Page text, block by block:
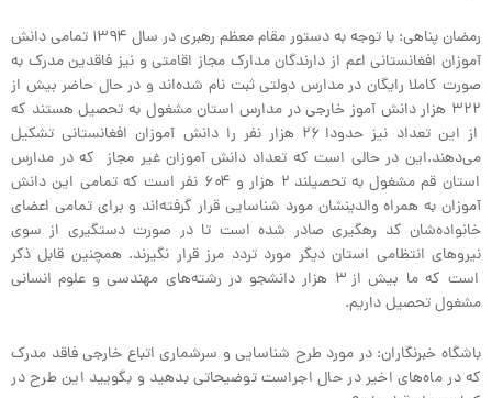
رمضان پناهی: با توجه به دستور مقام معظم رهبری در سال ۱۳۹۴ تمامی دانش
آموزان افغانستانی اعم از دارندگان مدارک مجاز اقامتی و نیز فاقدین مدرک به
صورت کاملا رایگان در مدارس دولتی ثبت نام شده‌اند و در حال حاضر بیش از
۳۲۲ هزار دانش آموز خارجی در مدارس استان مشغول به تحصیل هستند که
از این تعداد نیز حدودا ۲۶ هزار نفر را دانش آموزان افغانستانی تشکیل
می‌دهند.این در حالی است که تعداد دانش آموزان غیر مجاز که در مدارس
استان قم مشغول به تحصیلند ۲ هزار و ۶۰۴ نفر است که تمامی این دانش
آموزان به همراه والدینشان مورد شناسایی قرار گرفته‌اند و برای تمامی اعضای
خانواده‌شان کد رهگيری صادر شده است تا در صورت دستگیری از سوی
نیروهای انتظامی استان دیگر مورد تردد مرز قرار نگیرند. همچنین قابل ذکر
است که ما بیش از ۳ هزار دانشجو در رشته‌های مهندسی و علوم انسانی
مشغول تحصیل داریم.
باشگاه خبرنگاران: در مورد طرح شناسایی و سرشماری اتباع خارجی فاقد مدرک
که در ماه‌های اخیر در حال اجراست توضیحاتی بدهید و بگویید این طرح در